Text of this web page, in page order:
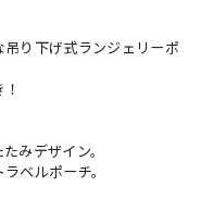
り下げ式ランジェリーポ
みデザイン。
ベルポーチ。